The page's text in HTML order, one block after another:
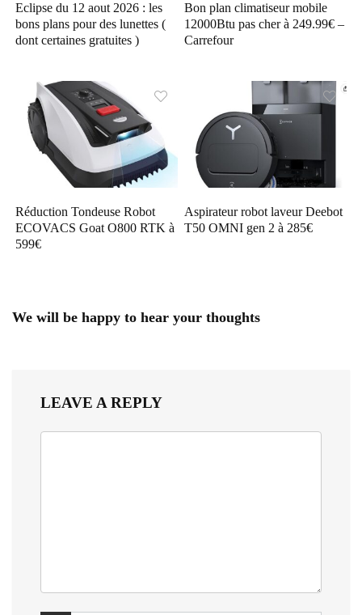
Eclipse du 12 aout 2026 : les
bons plans pour des lunettes (
dont certaines gratuites )
Bon plan climatiseur mobile
12000Btu pas cher à 249.99€ –
Carrefour
Réduction Tondeuse Robot
ECOVACS Goat O800 RTK à
599€
Aspirateur robot laveur Deebot
T50 OMNI gen 2 à 285€
We will be happy to hear your thoughts
LEAVE A REPLY